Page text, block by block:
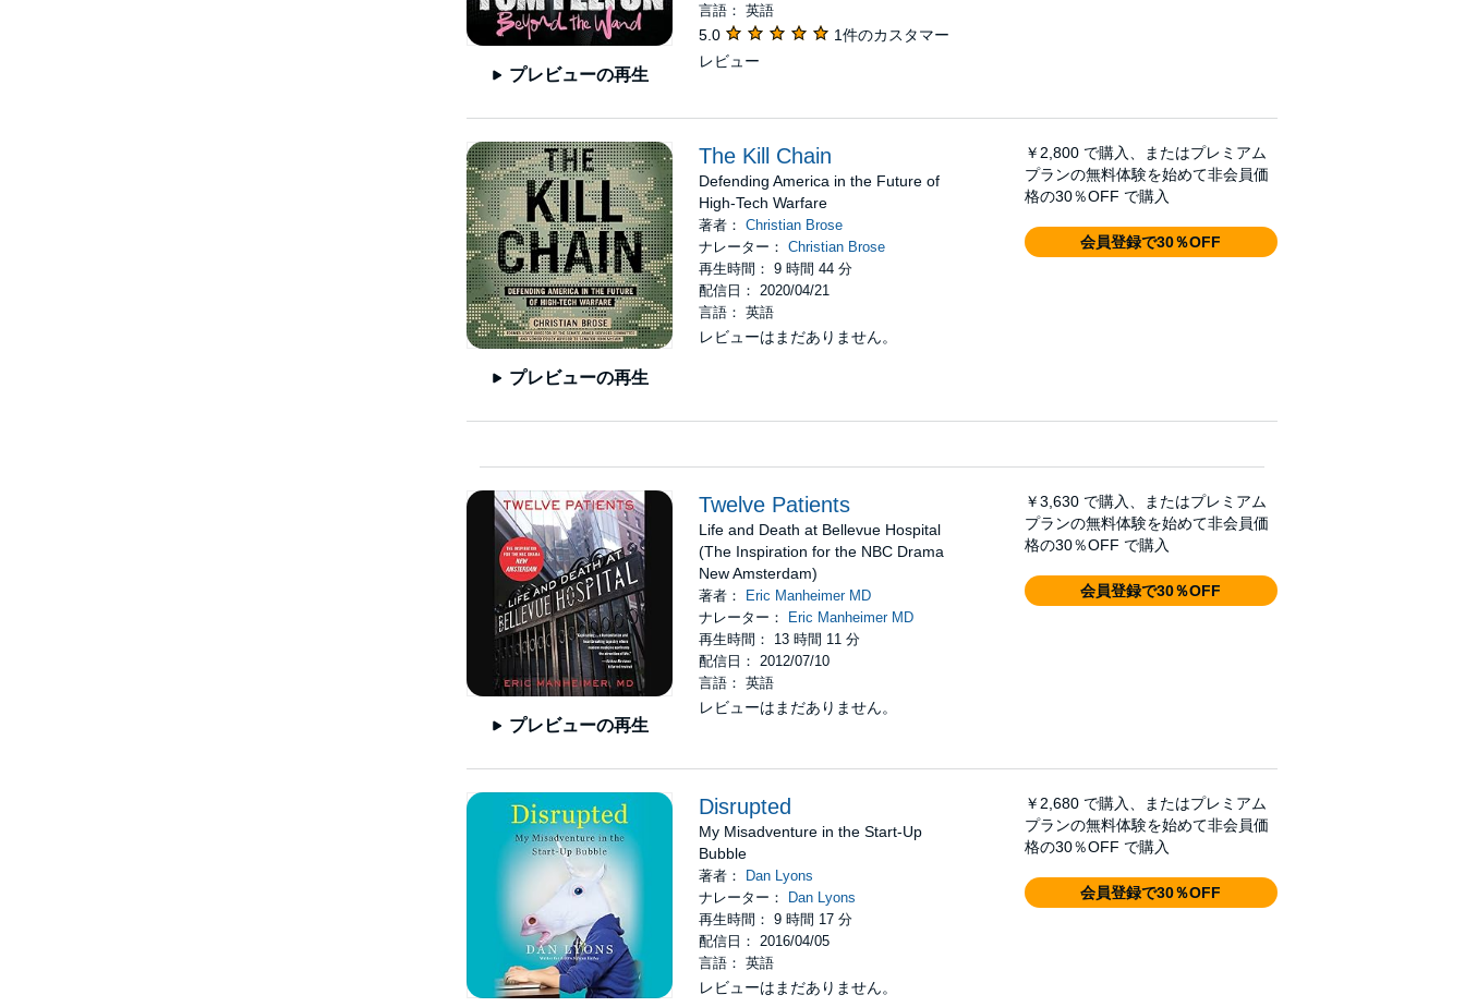
プレビューの再生
言語： 英語
5.0
1件のカスタマー
レビュー
プレビューの再生
The Kill Chain
Defending America in the Future of
High-Tech Warfare
著者：Christian Brose
ナレーター：Christian Brose
再生時間： 9 時間 44 分
配信日： 2020/04/21
言語： 英語
レビューはまだありません。
￥2,800 で購入、またはプレミアム
プランの無料体験を始めて非会員価
格の30％OFF で購入
会員登録で30％OFF
プレビューの再生
Twelve Patients
Life and Death at Bellevue Hospital
(The Inspiration for the NBC Drama
New Amsterdam)
著者： Eric Manheimer MD
ナレーター： Eric Manheimer MD
再生時間： 13 時間 11 分
配信日： 2012/07/10
言語： 英語
レビューはまだありません。
￥3,630 で購入、またはプレミアム
プランの無料体験を始めて非会員価
格の30％OFF で購入
会員登録で30％OFF
Disrupted
My Misadventure in the Start-Up
Bubble
著者：
Dan Lyons
ナレーター：
Dan Lyons
再生時間： 9 時間 17 分
配信日： 2016/04/05
言語： 英語
レビューはまだありません。
￥2,680 で購入、またはプレミアム
プランの無料体験を始めて非会員価
格の30％OFF で購入
会員登録で30％OFF